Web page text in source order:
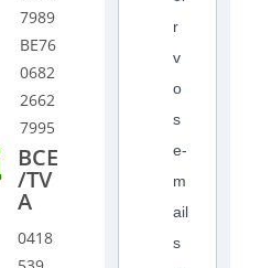
7989
BE76
0682
2662
7995
BCE
/TV
A
0418
r
v
o
s
e-
m
ail
s